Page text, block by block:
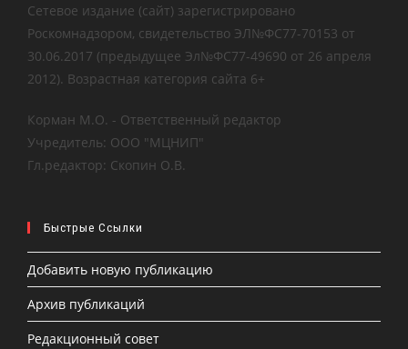
Сетевое издание (сайт) зарегистрировано
Роскомнадзором, свидетельство ЭЛ№ФС77-70153 от
30.06.2017 (предыдущее Эл№ФC77-49690 от 26 апреля
2012). Возрастная категория сайта 6+
Корман М.О. - Ответственный редактор
Учредитель: ООО "МЦНИП"
Гл.редактор: Скопин О.В.
Быстрые Ссылки
Добавить новую публикацию
Архив публикаций
Редакционный совет